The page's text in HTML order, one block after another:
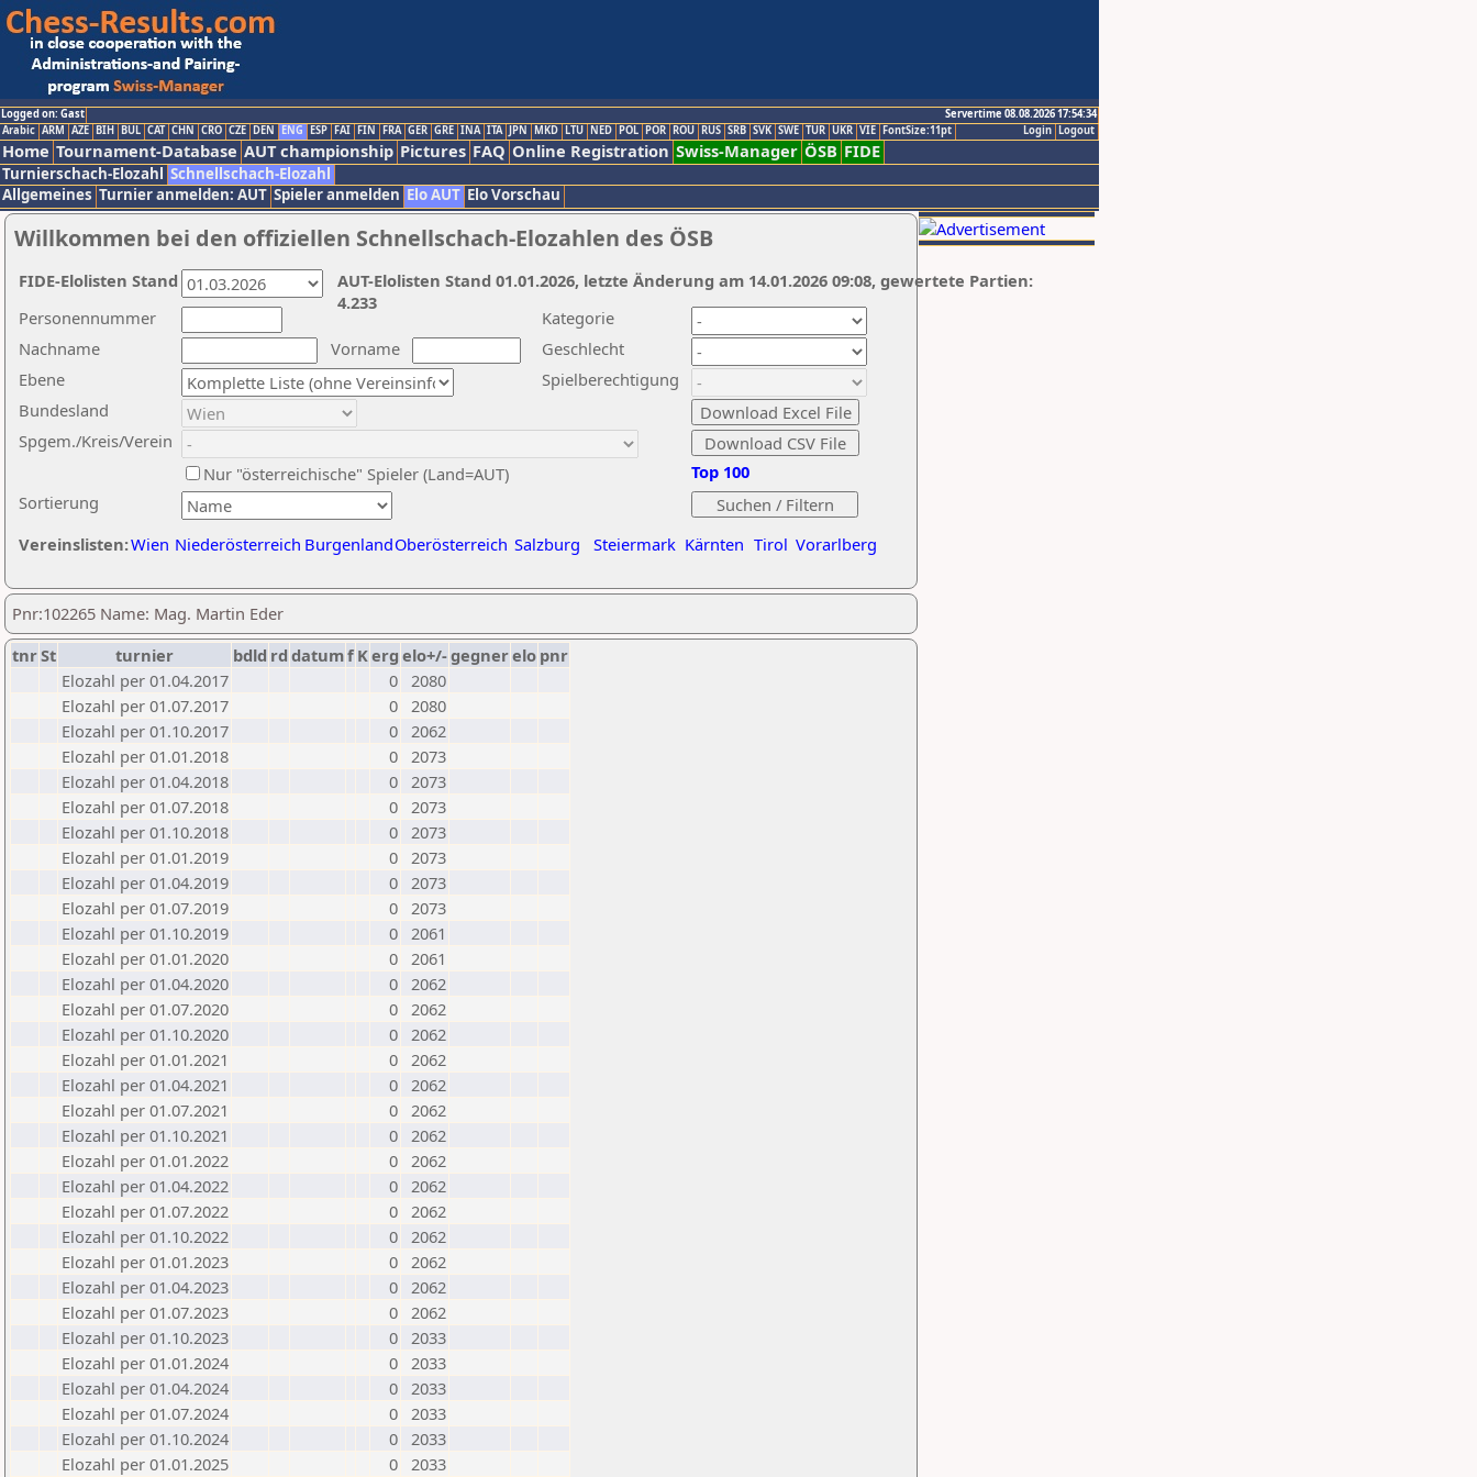
Logged on: Gast
Servertime 08.08.2026 17:54:34
Logout
Login
Arabic ARM AZE BIH BUL CAT CHN CRO CZE DEN ENG ESP FAI FIN FRA GER GRE INA ITA JPN MKD LTU NED POL POR ROU RUS SRB SVK SWE TUR UKR VIE FontSize:11pt
Home Tournament-Database AUT championship Pictures FAQ Online Registration Swiss-Manager ÖSB FIDE
Turnierschach-Elozahl Schnellschach-Elozahl
Allgemeines Turnier anmelden: AUT Spieler anmelden Elo AUT Elo Vorschau
Willkommen bei den offiziellen Schnellschach-Elozahlen des ÖSB
Nachname
Vorname
Ebene
Kategorie
Sortierung
Personennummer
Bundesland
Spgem./Kreis/Verein
Geschlecht
Nur "österreichische" Spieler (Land=AUT)
Spielberechtigung
Vereinslisten:Wien Niederösterreich BurgenlandOberösterreich Salzburg Steiermark Kärnten Tirol Vorarlberg
Top 100
AUT-Elolisten Stand 01.01.2026, letzte Änderung am 14.01.2026 09:08, gewertete Partien:
4.233
FIDE-Elolisten Stand
Pnr:102265 Name: Mag. Martin Eder
tnrSt turnier bdld rd datumf Kerg elo+/-gegnerelo pnr
Elozahl per 01.04.2017
0 2080
Elozahl per 01.07.2017
0 2080
Elozahl per 01.10.2017
0 2062
Elozahl per 01.01.2018
0 2073
Elozahl per 01.04.2018
0 2073
Elozahl per 01.07.2018
0 2073
Elozahl per 01.10.2018
0 2073
Elozahl per 01.01.2019
0 2073
Elozahl per 01.04.2019
0 2073
Elozahl per 01.07.2019
0 2073
Elozahl per 01.10.2019
0 2061
Elozahl per 01.01.2020
0 2061
Elozahl per 01.04.2020
0 2062
Elozahl per 01.07.2020
0 2062
Elozahl per 01.10.2020
0 2062
Elozahl per 01.01.2021
0 2062
Elozahl per 01.04.2021
0 2062
Elozahl per 01.07.2021
0 2062
Elozahl per 01.10.2021
0 2062
Elozahl per 01.01.2022
0 2062
Elozahl per 01.04.2022
0 2062
Elozahl per 01.07.2022
0 2062
Elozahl per 01.10.2022
0 2062
Elozahl per 01.01.2023
0 2062
Elozahl per 01.04.2023
0 2062
Elozahl per 01.07.2023
0 2062
Elozahl per 01.10.2023
0 2033
Elozahl per 01.01.2024
0 2033
Elozahl per 01.04.2024
0 2033
Elozahl per 01.07.2024
0 2033
Elozahl per 01.10.2024
0 2033
Elozahl per 01.01.2025
0 2033